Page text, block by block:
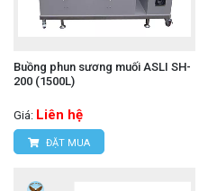
Buồng phun sương muối ASLI SH-
200 (1500L)
Giá: Liên hệ
ĐẶT MUA